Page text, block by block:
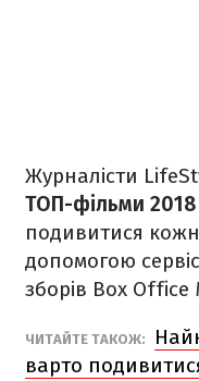
Журналісти
ТОП-фільми
подивитися
допомогою
зборів Box Office
ЧИТАЙТЕ ТАКОЖ:
варто